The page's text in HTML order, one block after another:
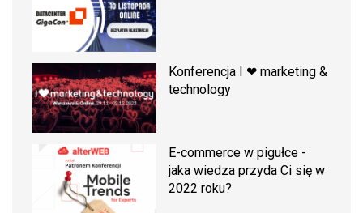
Konferencja I ❤ marketing &
technology
E-commerce w pigułce -
jaka wiedza przyda Ci się w
2022 roku?